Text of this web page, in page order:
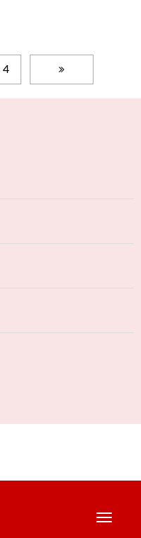
件很困難的任務，再加上
飲品，也不太適合這個主
） 所以這次要來分享----好
是 蛋黃哥牛奶布丁燒 滑嫩
牛奶蛋糕-香草布丁-焦
4
Toggle